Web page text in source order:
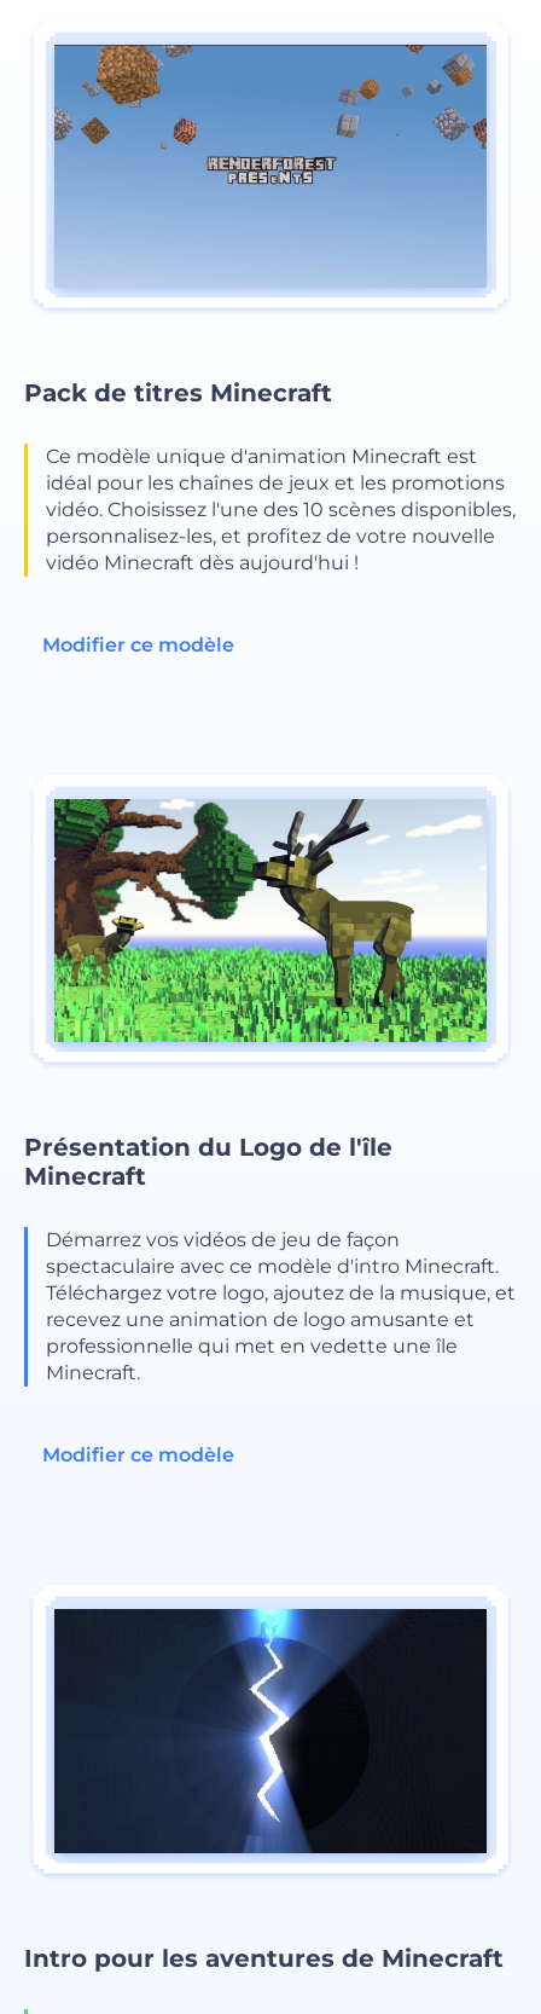
Pack de titres Minecraft
Ce modèle unique d'animation Minecraft est
idéal pour les chaînes de jeux et les promotions
vidéo. Choisissez l'une des 10 scènes disponibles,
personnalisez-les, et profitez de votre nouvelle
vidéo Minecraft dès aujourd'hui !
Modifier ce modèle
Présentation du Logo de l'île
Minecraft
Démarrez vos vidéos de jeu de façon
spectaculaire avec ce modèle d'intro Minecraft.
Téléchargez votre logo, ajoutez de la musique, et
recevez une animation de logo amusante et
professionnelle qui met en vedette une île
Minecraft.
Modifier ce modèle
Intro pour les aventures de Minecraft